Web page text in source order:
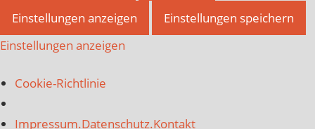
Einstellungen anzeigen
Einstellungen speichern
Einstellungen anzeigen
Cookie-Richtlinie
Impressum.Datenschutz.Kontakt